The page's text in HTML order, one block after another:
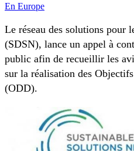
En Europe
Le réseau des solutions pour
(SDSN), lance un appel à
public afin de recueillir les
sur la réalisation des
(ODD).